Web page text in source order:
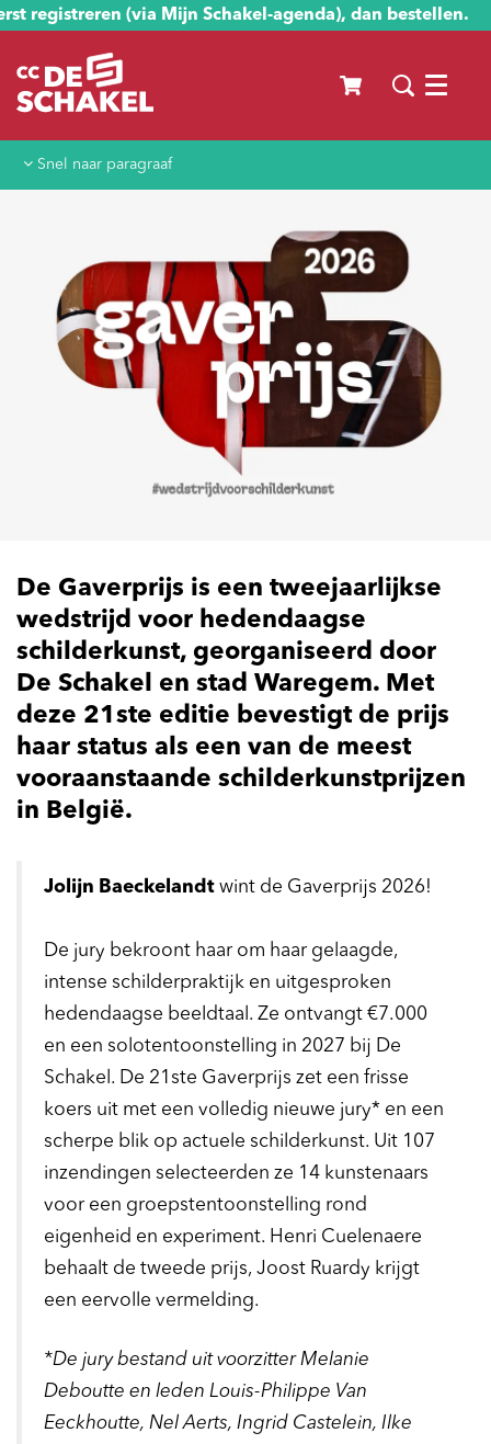
registreren (via Mijn Schakel-agenda), dan bestellen.
Menu
Snel naar paragraaf
De Gaverprijs is een tweejaarlijkse
wedstrijd voor hedendaagse
schilderkunst, georganiseerd door
De Schakel en stad Waregem. Met
deze 21ste editie bevestigt de prijs
haar status als een van de meest
vooraanstaande schilderkunstprijzen
in België.
Jolijn Baeckelandt wint de Gaverprijs 2026!
De jury bekroont haar om haar gelaagde,
intense schilderpraktijk en uitgesproken
hedendaagse beeldtaal. Ze ontvangt €7.000
en een solotentoonstelling in 2027 bij De
Schakel. De 21ste Gaverprijs zet een frisse
koers uit met een volledig nieuwe jury* en een
scherpe blik op actuele schilderkunst. Uit 107
inzendingen selecteerden ze 14 kunstenaars
voor een groepstentoonstelling rond
eigenheid en experiment. Henri Cuelenaere
behaalt de tweede prijs, Joost Ruardy krijgt
een eervolle vermelding.
*De jury bestand uit voorzitter Melanie
Deboutte en leden Louis-Philippe Van
Eeckhoutte, Nel Aerts, Ingrid Castelein, Ilke